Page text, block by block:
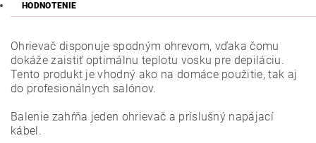
HODNOTENIE
Ohrievač disponuje spodným ohrevom, vďaka čomu
dokáže zaistiť optimálnu teplotu vosku pre depiláciu.
Tento produkt je vhodný ako na domáce použitie, tak aj
do profesionálnych salónov.
Balenie zahŕňa jeden ohrievač a príslušný napájací
kábel.